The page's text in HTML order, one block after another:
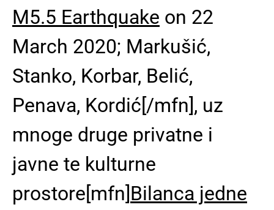
M5.5 Earthquake on 22
March 2020; Markušić,
Stanko, Korbar, Belić,
Penava, Kordić[/mfn], uz
mnoge druge privatne i
javne te kulturne
prostore[mfn]Bilanca jedne